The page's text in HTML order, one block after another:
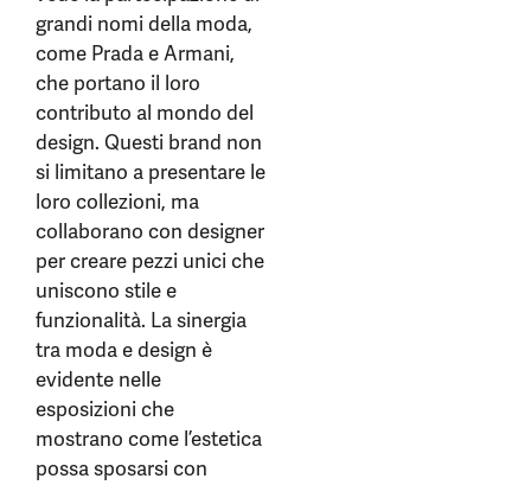
grandi nomi della moda,
come Prada e Armani,
che portano il loro
contributo al mondo del
design. Questi brand non
si limitano a presentare le
loro collezioni, ma
collaborano con designer
per creare pezzi unici che
uniscono stile e
funzionalità. La sinergia
tra moda e design è
evidente nelle
esposizioni che
mostrano come l’estetica
possa sposarsi con